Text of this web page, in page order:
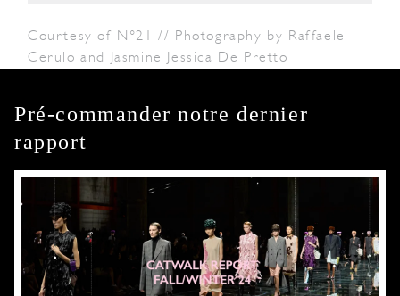
Courtesy of N°21 // Photography by Raffaele
Cerulo and Jasmine Jessica De Pretto
Pré-commander notre dernier
rapport